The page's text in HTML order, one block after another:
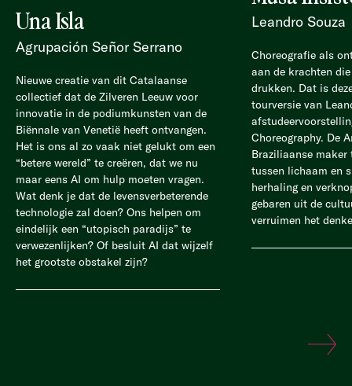
Una Isla
Agrupación Señor Serrano
Nieuwe creatie van dit Catalaanse
collectief dat de Zilveren Leeuw voor
innovatie in de podiumkunsten van de
Biënnale van Venetië heeft ontvangen.
Het is ons al zo vaak niet gelukt om een
“betere wereld” te creëren, dat we nu
maar eens AI om hulp moeten vragen.
Wat denk je dat de levensverbeterende
technologie zal doen? Ons helpen om
eindelijk een “utopisch paradijs” te
verwezenlijken? Of besluit AI dat wijzelf
het grootste obstakel zijn?
Leandro Souza
Choreografie als
aan de krachten
drukken. Dat is
tourversie van
Choreography. De
Braziliaanse maker
tussen lichaam en
herhaling en
gebaren uit de
verruimen het